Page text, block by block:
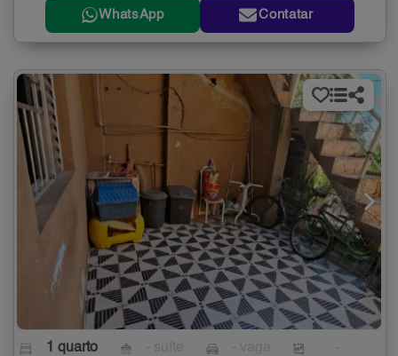
WhatsApp Contatar
1 quarto